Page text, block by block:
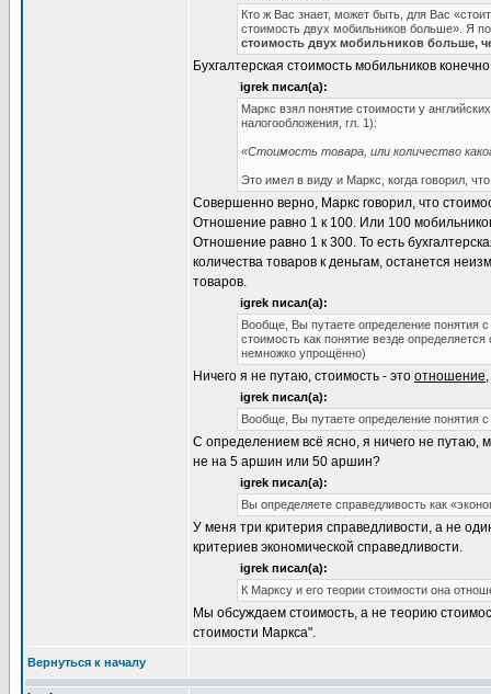
Кто ж Вас знает, может быть, для Вас
стоимость двух мобильников больше». Я
стоимость двух мобильников больше,
Бухгалтерская стоимость мобильников
igrek писал(а):
Маркс взял понятие стоимости у
налогообложения, гл. 1):
«Стоимость товара, или количество
Это имел в виду и Маркс, когда говорил,
Совершенно верно, Маркс говорил, что
Отношение равно 1 к 100. Или 100
Отношение равно 1 к 300. То есть
количества товаров к деньгам, останется
товаров.
igrek писал(а):
Вообще, Вы путаете определение понятия
стоимость как понятие везде определяется
немножко упрощённо)
Ничего я не путаю, стоимость - это отношение
igrek писал(а):
Вообще, Вы путаете определение понятия
С определением всё ясно, я ничего не путаю,
не на 5 аршин или 50 аршин?
igrek писал(а):
Вы определяете справедливость как
У меня три критерия справедливости, а не
критериев экономической справедливости.
igrek писал(а):
К Марксу и его теории стоимости она
Мы обсуждаем стоимость, а не теорию
стоимости Маркса".
Вернуться к началу